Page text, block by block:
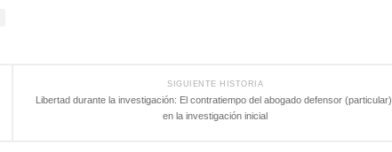
SIGUIENTE HISTORIA
Libertad durante la investigación: El contratiempo del abogado defensor (particular),
en la investigación inicial